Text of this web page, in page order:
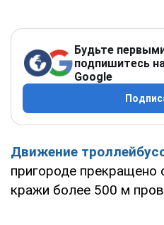
Будьте
подпишитесь
Google
Движение
пригороде прекращено
кражи более 500 м